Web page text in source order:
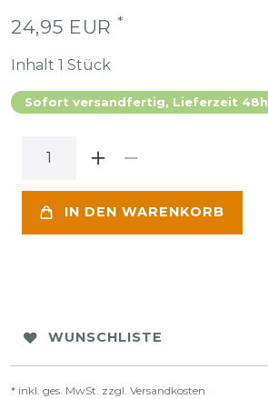
24,95 EUR *
Inhalt 1 Stück
Sofort versandfertig, Lieferzeit 48h
IN DEN WARENKORB
WUNSCHLISTE
* inkl. ges. MwSt. zzgl. Versandkosten